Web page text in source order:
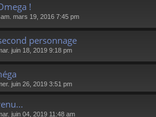
!
mars 19, 2016 7:45 pm
personnage
juin 18, 2019 9:18 pm
juin 26, 2019 3:51 pm
juin 04, 2019 11:48 am